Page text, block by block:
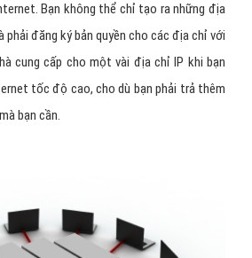
Bạn không thể chỉ tạo ra những địa
phải đăng ký bản quyền cho các địa chỉ với
cung cấp cho một vài địa chỉ IP khi bạn
tốc độ cao, cho dù bạn phải trả thêm
bạn cần.